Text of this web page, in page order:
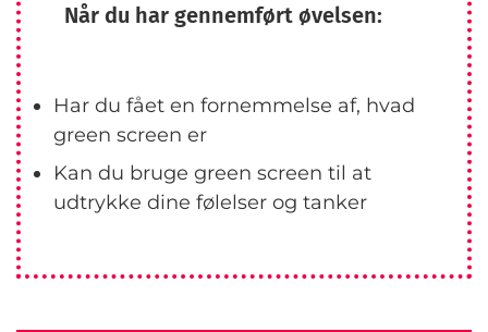
Når du har gennemført øvelsen:
Har du fået en fornemmelse af, hvad
green screen er
Kan du bruge green screen til at
udtrykke dine følelser og tanker